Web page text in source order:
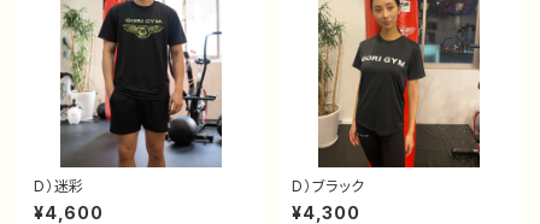
D）迷彩
¥4,600
D）ブラック
¥4,300